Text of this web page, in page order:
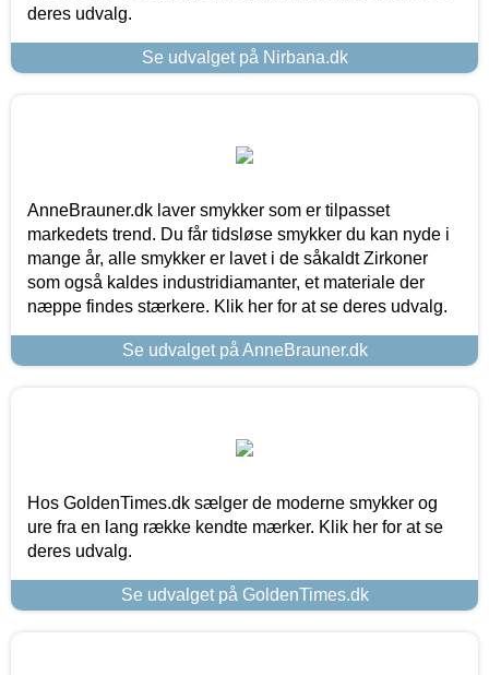
deres udvalg.
Se udvalget på Nirbana.dk
AnneBrauner.dk laver smykker som er tilpasset
markedets trend. Du får tidsløse smykker du kan nyde i
mange år, alle smykker er lavet i de såkaldt Zirkoner
som også kaldes industridiamanter, et materiale der
næppe findes stærkere. Klik her for at se deres udvalg.
Se udvalget på AnneBrauner.dk
Hos GoldenTimes.dk sælger de moderne smykker og
ure fra en lang række kendte mærker. Klik her for at se
deres udvalg.
Se udvalget på GoldenTimes.dk